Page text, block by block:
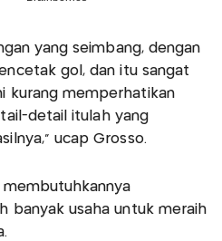
yang seimbang, dengan
gol, dan itu sangat
kurang memperhatikan
detail itulah yang
ucap Grosso.
banyak usaha untuk meraih